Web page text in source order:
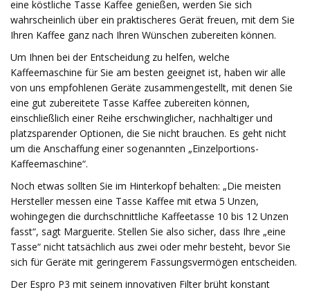
eine köstliche Tasse Kaffee genießen, werden Sie sich
wahrscheinlich über ein praktischeres Gerät freuen, mit dem Sie
Ihren Kaffee ganz nach Ihren Wünschen zubereiten können.
Um Ihnen bei der Entscheidung zu helfen, welche
Kaffeemaschine für Sie am besten geeignet ist, haben wir alle
von uns empfohlenen Geräte zusammengestellt, mit denen Sie
eine gut zubereitete Tasse Kaffee zubereiten können,
einschließlich einer Reihe erschwinglicher, nachhaltiger und
platzsparender Optionen, die Sie nicht brauchen. Es geht nicht
um die Anschaffung einer sogenannten „Einzelportions-
Kaffeemaschine“.
Noch etwas sollten Sie im Hinterkopf behalten: „Die meisten
Hersteller messen eine Tasse Kaffee mit etwa 5 Unzen,
wohingegen die durchschnittliche Kaffeetasse 10 bis 12 Unzen
fasst“, sagt Marguerite. Stellen Sie also sicher, dass Ihre „eine
Tasse“ nicht tatsächlich aus zwei oder mehr besteht, bevor Sie
sich für Geräte mit geringerem Fassungsvermögen entscheiden.
Der Espro P3 mit seinem innovativen Filter brüht konstant